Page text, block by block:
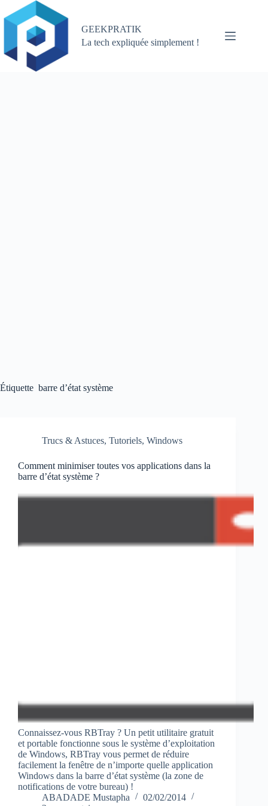
au
contenu
GEEKPRATIK
La tech expliquée simplement !
Étiquette barre d’état système
Trucs & Astuces, Tutoriels, Windows
Comment minimiser toutes vos applications dans la
barre d’état système ?
Connaissez-vous RBTray ? Un petit utilitaire gratuit
et portable fonctionne sous le système d’exploitation
de Windows, RBTray vous permet de réduire
facilement la fenêtre de n’importe quelle application
Windows dans la barre d’état système (la zone de
notifications de votre bureau) !
ABADADE Mustapha
02/02/2014